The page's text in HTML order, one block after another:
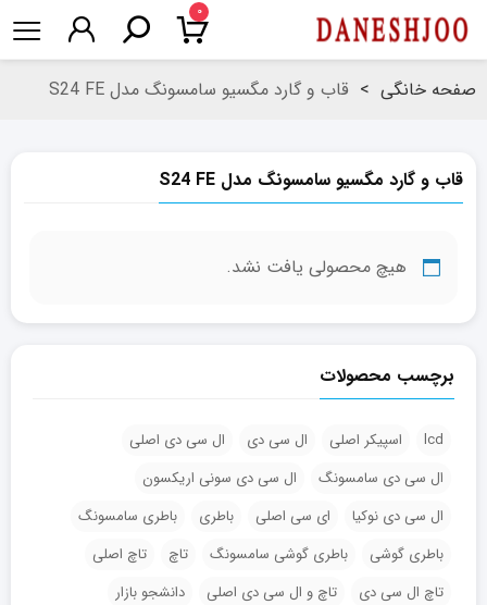
۰
صفحه خانگی > قاب و گارد مگسیو سامسونگ مدل S24 FE
قاب و گارد مگسیو سامسونگ مدل S24 FE
هیچ محصولی یافت نشد.
برچسب محصولات
lcd اسپیکر اصلی ال سی دی
ال سی دی اصلی
ال سی دی سامسونگ
ال سی دی سونی اریکسون
ال سی دی نوکیا
ای سی اصلی باطری
باطری سامسونگ
باطری گوشی
باطری گوشی سامسونگ تاچ
تاچ اصلی
تاچ ال سی دی
تاچ و ال سی دی اصلی
دانشجو بازار